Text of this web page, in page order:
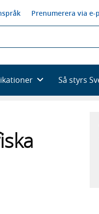
Prenumerera via e-
Så styrs